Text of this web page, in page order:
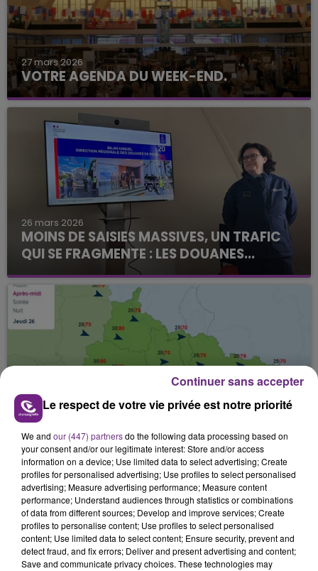
27 mars 2026
VOTRE AGENDA DU WEEK-END.
26 mars 2026
MOINS DE SAISIES MASSIVES, UN TRAFIC
QUI SE FRAGMENTE : LES DOUANES...
24 mars 2026
ORAGE ET GROS COUP DE VENT
Le respect de votre vie privée est notre priorité
We and our (447) partnersdo the following data processing based on
your consent and/or our legitimate interest: Store and/or access
information on a device; Use limited data to select advertising; Create
profiles for personalised advertising; Use profiles to select personalised
advertising; Measure advertising performance; Measure content
performance; Understand audiences through statistics or combinations
of data from different sources; Develop and improve services; Create
profiles to personalise content; Use profiles to select personalised
content; Use limited data to select content; Ensure security, prevent and
detect fraud, and fix errors; Deliver and present advertising and content;
Save and communicate privacy choices. These technologies may
Continuer sans accepter